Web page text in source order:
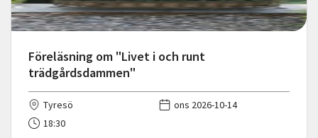
Föreläsning om "Livet i och runt
trädgårdsdammen"
Tyresö
ons 2026-10-14
18:30